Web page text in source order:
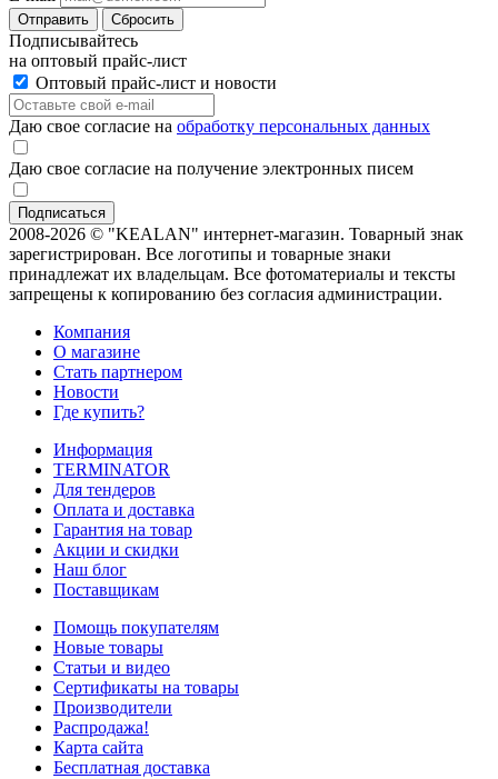
Отправить Сбросить
Подписывайтесь
на оптовый прайс-лист
Оптовый прайс-лист и новости
Даю свое согласие на обработку персональных данных
Даю свое согласие на получение электронных писем
2008-2026 © "KEALAN" интернет-магазин. Товарный знак
зарегистрирован. Все логотипы и товарные знаки
принадлежат их владельцам. Все фотоматериалы и тексты
запрещены к копированию без согласия администрации.
Компания
О магазине
Стать партнером
Новости
Где купить?
Информация
TERMINATOR
Для тендеров
Оплата и доставка
Гарантия на товар
Акции и скидки
Наш блог
Поставщикам
Помощь покупателям
Новые товары
Статьи и видео
Сертификаты на товары
Производители
Распродажа!
Карта сайта
Бесплатная доставка